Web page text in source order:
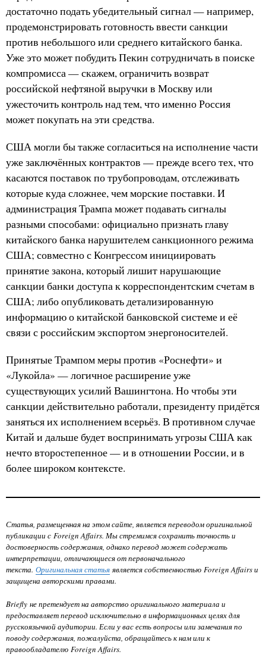
достаточно подать убедительный сигнал — например,
продемонстрировать готовность ввести санкции
против небольшого или среднего китайского банка.
Уже это может побудить Пекин сотрудничать в поиске
компромисса — скажем, ограничить возврат
российской нефтяной выручки в Москву или
ужесточить контроль над тем, что именно Россия
может покупать на эти средства.
США могли бы также согласиться на исполнение части
уже заключённых контрактов — прежде всего тех, что
касаются поставок по трубопроводам, отслеживать
которые куда сложнее, чем морские поставки. И
администрация Трампа может подавать сигналы
разными способами: официально признать главу
китайского банка нарушителем санкционного режима
США; совместно с Конгрессом инициировать
принятие закона, который лишит нарушающие
санкции банки доступа к корреспондентским счетам в
США; либо опубликовать детализированную
информацию о китайской банковской системе и её
связи с российским экспортом энергоносителей.
Принятые Трампом меры против «Роснефти» и
«Лукойла» — логичное расширение уже
существующих усилий Вашингтона. Но чтобы эти
санкции действительно работали, президенту придётся
заняться их исполнением всерьёз. В противном случае
Китай и дальше будет воспринимать угрозы США как
нечто второстепенное — и в отношении России, и в
более широком контексте.
Статья, размещенная на этом сайте, является переводом оригинальной
публикации с Foreign Affairs. Мы стремимся сохранить точность и
достоверность содержания, однако перевод может содержать
интерпретации, отличающиеся от первоначального
текста. Оригинальная статьяявляется собственностью Foreign Affairs и
защищена авторскими правами.
Briefly не претендует на авторство оригинального материала и
предоставляет перевод исключительно в информационных целях для
русскоязычной аудитории. Если у вас есть вопросы или замечания по
поводу содержания, пожалуйста, обращайтесь к нам или к
правообладателю Foreign Affairs.